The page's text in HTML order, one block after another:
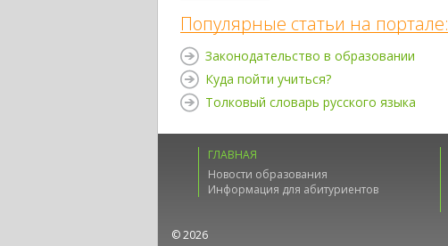
Популярные статьи на портале:
Законодательство в образовании
Куда пойти учиться?
Толковый словарь русского языка
ГЛАВНАЯ
Новости образования
Информация для абитуриентов
© 2026